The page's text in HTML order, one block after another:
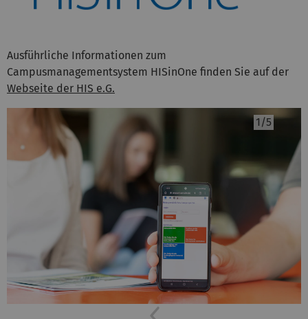
Ausführliche Informationen zum
Campusmanagementsystem HISinOne finden Sie auf der
Webseite der HIS e.G.
Previous